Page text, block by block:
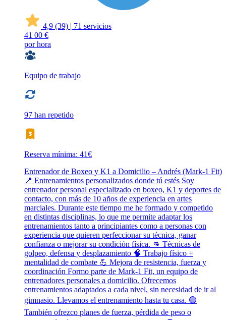
4,9 (39) | 71 servicios
41 00 €
por hora
Equipo de trabajo
97 han repetido
Reserva mínima: 41€
Entrenador de Boxeo y K1 a Domicilio – Andrés (Mark-1 Fit)
📍 Entrenamientos personalizados donde tú estés Soy
entrenador personal especializado en boxeo, K1 y deportes de
contacto, con más de 10 años de experiencia en artes
marciales. Durante este tiempo me he formado y competido
en distintas disciplinas, lo que me permite adaptar los
entrenamientos tanto a principiantes como a personas con
experiencia que quieren perfeccionar su técnica, ganar
confianza o mejorar su condición física. 👊 Técnicas de
golpeo, defensa y desplazamiento 🧠 Trabajo físico +
mentalidad de combate 💪 Mejora de resistencia, fuerza y
coordinación Formo parte de Mark-1 Fit, un equipo de
entrenadores personales a domicilio. Ofrecemos
entrenamientos adaptados a cada nivel, sin necesidad de ir al
gimnasio. Llevamos el entrenamiento hasta tu casa. 🟢
También ofrezco planes de fuerza, pérdida de peso o